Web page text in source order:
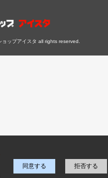
同意する 拒否する
ップアイスタ all rights reserved.